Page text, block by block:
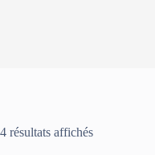
4 résultats affichés